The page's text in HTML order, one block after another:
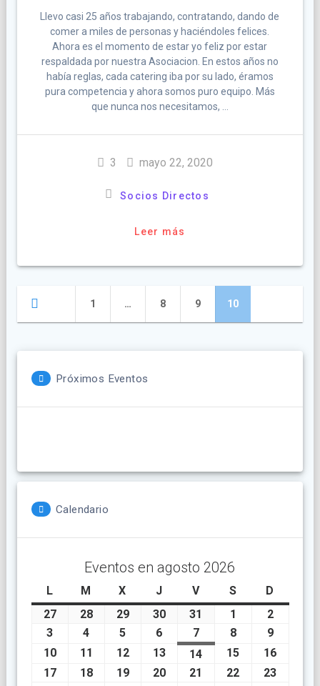
Llevo casi 25 años trabajando, contratando, dando de
comer a miles de personas y haciéndoles felices.
Ahora es el momento de estar yo feliz por estar
respaldada por nuestra Asociacion. En estos años no
había reglas, cada catering iba por su lado, éramos
pura competencia y ahora somos puro equipo. Más
que nunca nos necesitamos, …
3 mayo 22, 2020
Socios Directos
Leer más
Navegación
de
entradas
Página
1 … Página
8 Página
9 Página
10
Próximos Eventos
Calendario
Eventos en agosto 2026
LlunesM martes
X miércoles
Jjueves
Vviernes
Ssábado
D
27julio
2026
28julio
2026
29julio
2026
30julio
2026
31
2026
1
agosto
1,
2026
2agosto
2,
2026
3 agosto
3,
2026
4 agosto
4,
2026
5 agosto
5,
2026
6 agosto
6,
2026
7agosto
7,
2026
8agosto
8,
2026
9agosto
9,
2026
10agosto
10,
11
agosto
11,
12agosto
12,
13agosto
13,
14 agosto
15 agosto
16
17agosto
18agosto
19agosto
20agosto
21
agosto
22 agosto
23